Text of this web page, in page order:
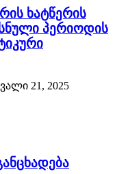
ხატწერის
პერიოდის
21, 2025